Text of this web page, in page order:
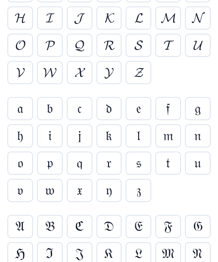
𝓗
𝓘 𝓙 𝓚 𝓛 𝓜
𝓝
𝓞
𝓟 𝓠 𝓡 𝓢 𝓣
𝓤
𝓥
𝓦 𝓧 𝓨 𝓩
𝔞 𝔟 𝔠 𝔡 𝔢 𝔣
𝔤
𝔥
𝔦 𝔧 𝔨 𝔩 𝔪
𝔫
𝔬
𝔭 𝔮 𝔯 𝔰 𝔱
𝔲
𝔳
𝔴 𝔵 𝔶 𝔷
𝔄 𝔅 ℭ 𝔇 𝔈 𝔉
𝔊
ℌ
ℑ 𝔍 𝔎 𝔏 𝔐
𝔑